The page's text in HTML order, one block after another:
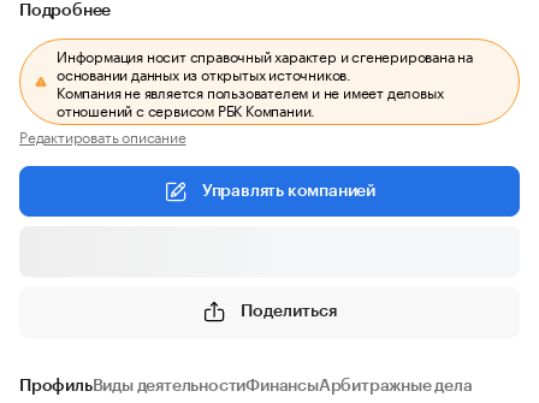
Подробнее
Информация носит справочный характер и сгенерирована на
основании данных из открытых источников.
Компания не является пользователем и не имеет деловых
отношений с сервисом РБК Компании.
Редактировать описание
Управлять компанией
Поделиться
ПрофильВиды деятельностиФинансыАрбитражные дела